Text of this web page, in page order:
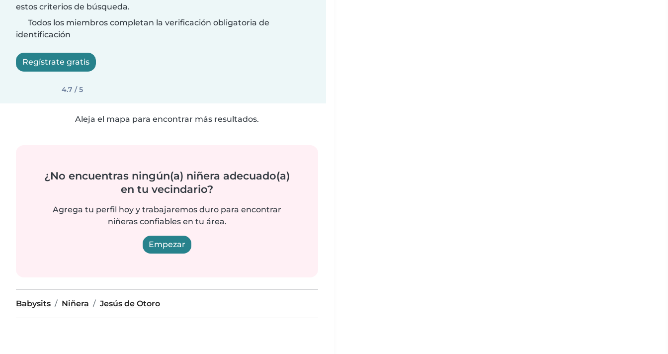
estos criterios de búsqueda.
Todos los miembros completan la verificación obligatoria de
identificación
Regístrate gratis
4.7 / 5
Aleja el mapa para encontrar más resultados.
¿No encuentras ningún(a) niñera adecuado(a)
en tu vecindario?
Agrega tu perfil hoy y trabajaremos duro para encontrar
niñeras confiables en tu área.
Empezar
Babysits Niñera Jesús de Otoro